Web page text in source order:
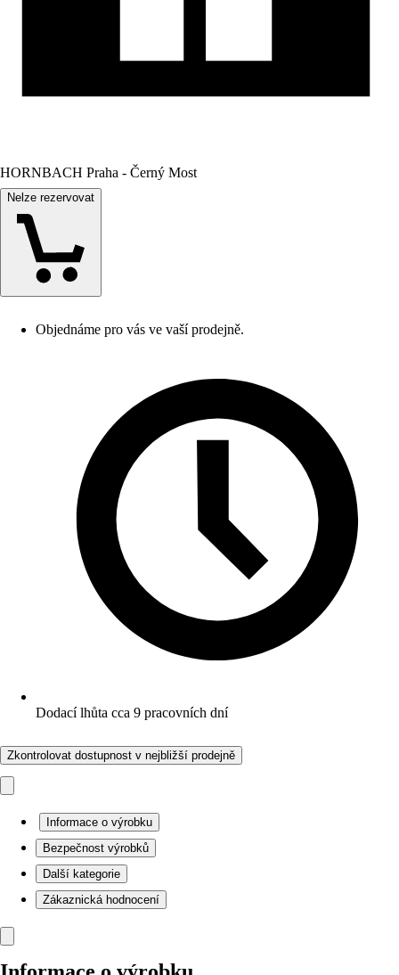
HORNBACH Praha - Černý Most
Nelze rezervovat
Objednáme pro vás ve vaší prodejně.
Dodací lhůta cca 9 pracovních dní
Zkontrolovat dostupnost v nejbližší prodejně
Informace o výrobku
Bezpečnost výrobků
Další kategorie
Zákaznická hodnocení